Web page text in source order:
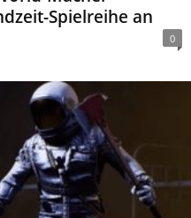
Spielreihe an
0